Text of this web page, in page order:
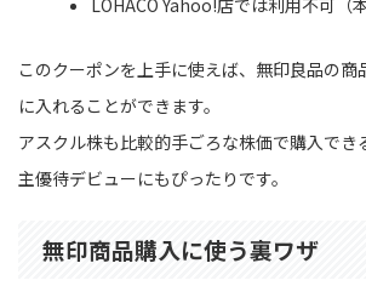
LOHACO Yahoo!店では利用不可（
このクーポンを上手に使えば、無印良品の商
に入れることができます。
アスクル株も比較的手ごろな株価で購入でき
主優待デビューにもぴったりです。
無印商品購入に使う裏ワザ